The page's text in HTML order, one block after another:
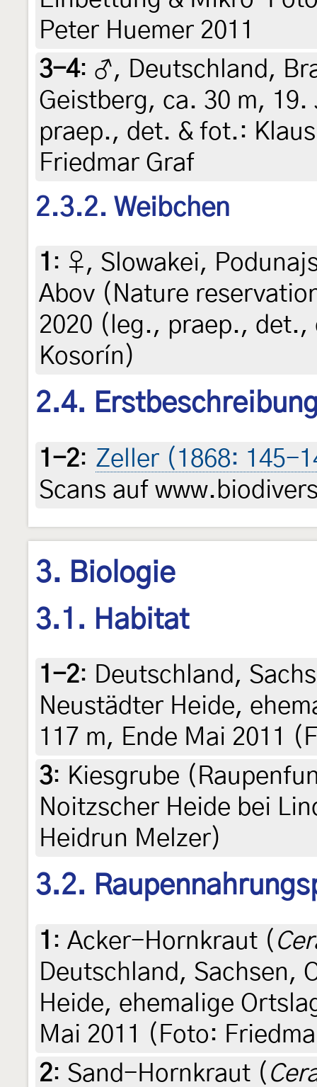
Peter Huemer 2011
3-4: ♂, Deutschland,
Geistberg, ca. 30 m,
praep., det. & fot.:
Friedmar Graf
2.3.2. Weibchen
1 : ♀, Slowakei,
Abov (Nature
2020 (leg., praep.,
Kosorín)
2.4.
1-2: Zeller (1868: 145-
Scans auf
3. Biologie
3.1. Habitat
1-2: Deutschland,
Neustädter Heide,
117 m, Ende Mai 2011
3: Kiesgrube
Noitzscher Heide bei
Heidrun Melzer)
3.2.
1 : Acker-Hornkraut (
Deutschland, Sachsen,
Heide, ehemalige
Mai 2011 (Foto:
2: Sand-Hornkraut (